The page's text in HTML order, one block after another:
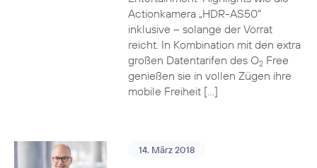
Actionkamera „HDR-AS50“
inklusive – solange der Vorrat
reicht. In Kombination mit den extra
großen Datentarifen des O2Free
genießen sie in vollen Zügen ihre
mobile Freiheit […]
14. März 2018